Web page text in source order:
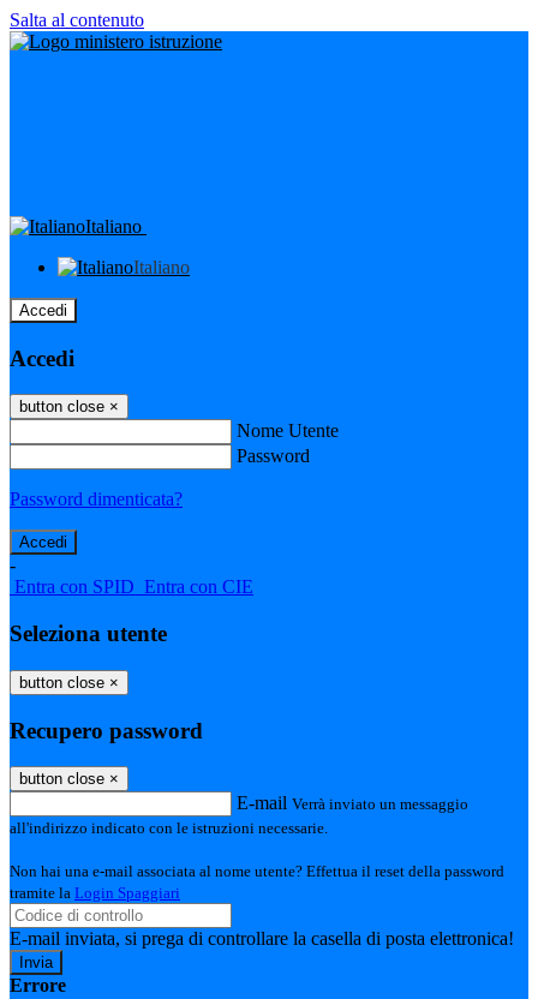
Salta al contenuto
Italiano
Italiano
Accedi
Accedi
button close ×
Nome Utente
Password
Password dimenticata?
-
Entra con SPID Entra con CIE
Seleziona utente
button close ×
Recupero password
button close ×
E-mail Verrà inviato un messaggio
all'indirizzo indicato con le istruzioni necessarie.
Non hai una e-mail associata al nome utente? Effettua il reset della password
tramite la Login Spaggiari
E-mail inviata, si prega di controllare la casella di posta elettronica!
Errore